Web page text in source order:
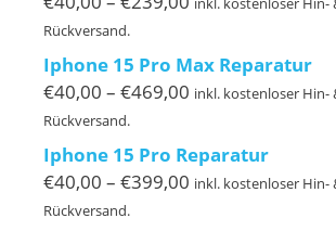
bis
€239,00
Rückversand.
Iphone 15 Pro Max Reparatur
€40,00 – €469,00 Preisspanne:
€469,00
inkl. kostenloser Hin-
Rückversand.
Iphone 15 Pro Reparatur
€40,00 – €399,00 Preisspanne:
inkl. kostenloser Hin-
Rückversand.